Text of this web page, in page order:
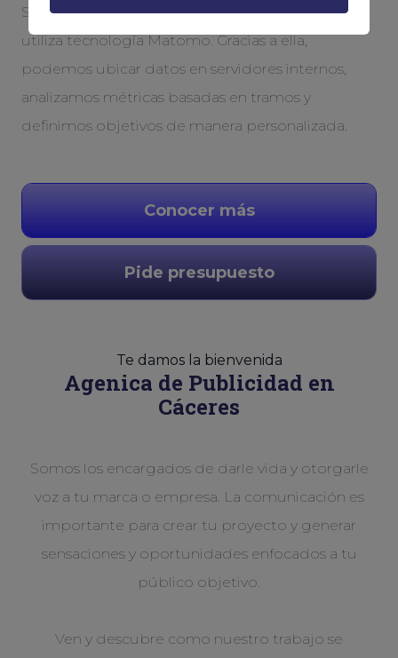
Somos la agencia de analítica en Cáceres que
utiliza tecnología Matomo. Gracias a ella,
podemos ubicar datos en servidores internos,
analizamos métricas basadas en tramos y
definimos objetivos de manera personalizada.
Conocer más
Pide presupuesto
Te damos la bienvenida
Agenica de Publicidad en
Cáceres
Somos los encargados de darle vida y otorgarle
voz a tu marca o empresa. La comunicación es
importante para crear tu proyecto y generar
sensaciones y oportunidades enfocados a tu
público objetivo.
Ven y descubre como nuestro trabajo se